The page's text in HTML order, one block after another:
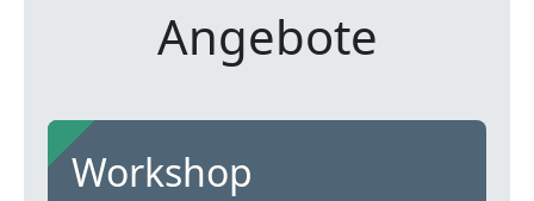
Angebote
Workshop